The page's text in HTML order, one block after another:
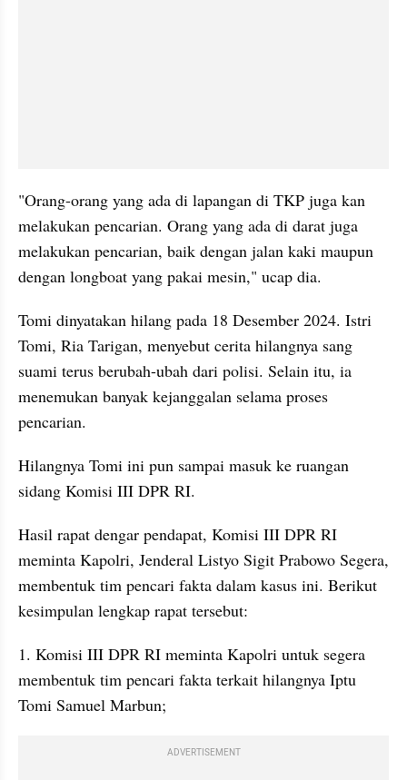
"Orang-orang yang ada di lapangan di TKP juga kan
melakukan pencarian. Orang yang ada di darat juga
melakukan pencarian, baik dengan jalan kaki maupun
dengan longboat yang pakai mesin," ucap dia.
Tomi dinyatakan hilang pada 18 Desember 2024. Istri
Tomi, Ria Tarigan, menyebut cerita hilangnya sang
suami terus berubah-ubah dari polisi. Selain itu, ia
menemukan banyak kejanggalan selama proses
pencarian.
Hilangnya Tomi ini pun sampai masuk ke ruangan
sidang Komisi III DPR RI.
Hasil rapat dengar pendapat, Komisi III DPR RI
meminta Kapolri, Jenderal Listyo Sigit Prabowo Segera,
membentuk tim pencari fakta dalam kasus ini. Berikut
kesimpulan lengkap rapat tersebut:
1. Komisi III DPR RI meminta Kapolri untuk segera
membentuk tim pencari fakta terkait hilangnya Iptu
Tomi Samuel Marbun;
ADVERTISEMENT